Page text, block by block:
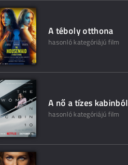
A téboly otthona
hasonló kategóriájú film
A nő a tízes kabinból
hasonló kategóriájú film